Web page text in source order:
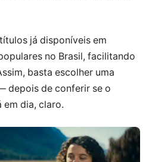
já disponíveis em
no Brasil, facilitando
basta escolher uma
depois de conferir se o
dia, claro.